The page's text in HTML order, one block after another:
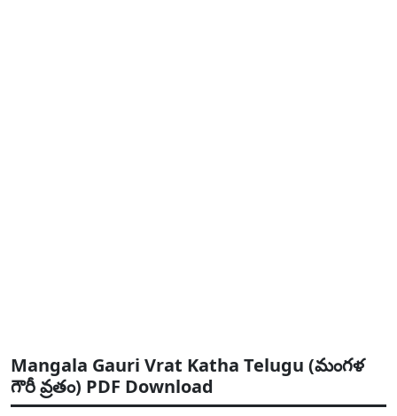
Mangala Gauri Vrat Katha Telugu (మంగళ
గౌరీ వ్రతం) PDF Download